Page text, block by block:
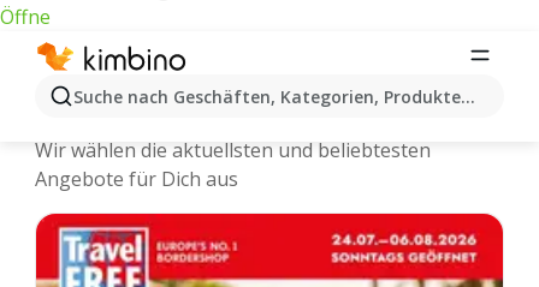
Öffne
Suche nach Geschäften, Kategorien, Produkten...
Rehau - Neuste Prospekte und
Wir wählen die aktuellsten und beliebtesten
Angebote für Dich aus